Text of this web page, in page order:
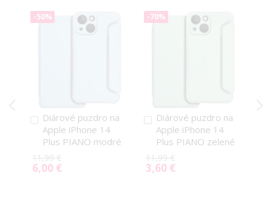
-50%
Diárové puzdro na
Apple iPhone 14
Plus PIANO modré
11,99 €
Special
6,00 €
Pridať
do
košíka
-70%
Diárové puzdro na
Apple iPhone 14
Plus PIANO zelené
11,99 €
Special
3,60 €
Pridať
do
košíka